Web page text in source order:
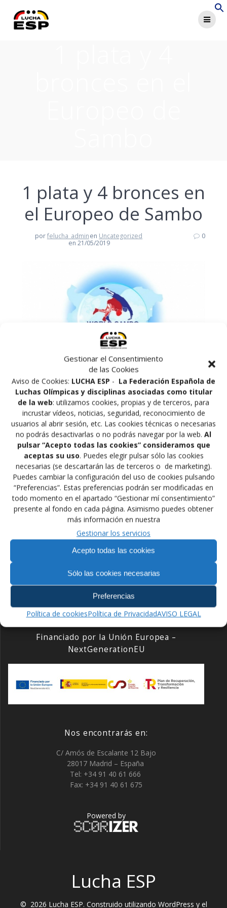
Gestionar el Consentimiento
de las Cookies
Aviso de Cookies: LUCHA ESP - La Federación Española de
Luchas Olímpicas y disciplinas asociadas como titular
de la web: utilizamos cookies, propias y de terceros, para
incrustar vídeos, noticias, seguridad, reconocimiento de
usuarios al abrir sesión, etc. Las cookies técnicas o necesarias
no podrás desactivarlas o no podrás navegar por la web. Al
pulsar “Acepto todas las cookies” consideramos que
aceptas su uso. Puedes elegir pulsar sólo las cookies
necesarias (se descartarán las de terceros o de marketing).
Puedes cambiar la configuración del uso de cookies pulsando
“Preferencias”. Estas preferencias podrán ser modificadas en
todo momento en el apartado “Gestionar mí consentimiento”
presente al fondo en cada página. Asimismo puedes obtener
más información en nuestra
Gestionar los servicios
Acepto todas las cookies
Sólo las cookies necesarias
Preferencias
Política de cookiesPolítica de PrivacidadAVISO LEGAL
1 plata y 4 bronces en
el Europeo de Sambo
porfelucha_adminen Uncategorized
en 21/05/2019
0
plataCRISTINA CASASMADRIDSAMBO FEMENINO48
KGbroncePAULA MARTINEZMADRIDSAMBO
FEMENINO80 KGbronceEVADNE
HUECASMADRIDSAMBO FEMENINO+80
KGbronceAARON ANEIROSANDALUCIACOMBAT
SAMBO57 KGbronceEDUARDO
RIEGOVALENCIACOMBAT SAMBO100 KG
Muchas Felicidades a todos por este magnifico
campeonato.
Navegación
de
entradas
Anterior:
Una Plata y dos Bronces
Siguiente
XXIV T.I. Ciudad de
Financiado por la Unión Europea –
NextGenerationEU
Nos encontrarás en:
C/ Amós de Escalante 12 Bajo
28017 Madrid – España
Tel: +34 91 40 61 666
Fax: +34 91 40 61 675
Powered by
Lucha ESP
© 2026 Lucha ESP. Construido utilizando WordPress y el